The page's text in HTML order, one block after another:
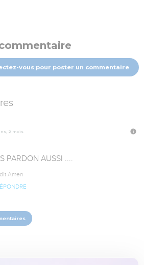
vous pour poster un commentaire
2 mois
PARDON AUSSI ....
Amen